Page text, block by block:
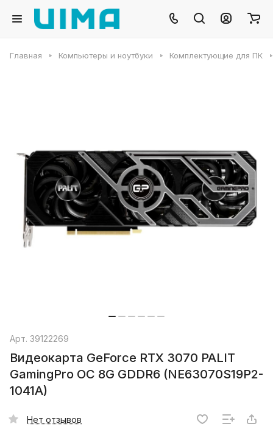
Главная Компьютеры и ноутбуки Комплектующие для ПК
Арт. 39122269
Видеокарта GeForce RTX 3070 PALIT
GamingPro OC 8G GDDR6 (NE63070S19P2-
1041A)
Нет отзывов